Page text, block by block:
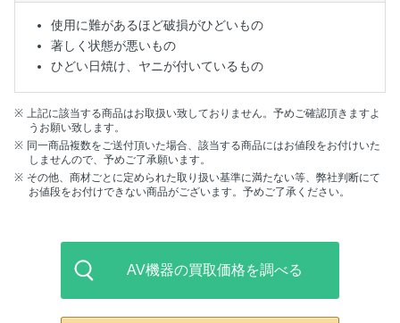
使用に難があるほど破損がひどいもの
著しく状態が悪いもの
ひどい日焼け、ヤニが付いているもの
上記に該当する商品はお取扱い致しておりません。予めご確認頂きますよ
うお願い致します。
同一商品複数をご送付頂いた場合、該当する商品にはお値段をお付けいた
しませんので、予めご了承願います。
その他、商材ごとに定められた取り扱い基準に満たない等、弊社判断にて
お値段をお付けできない商品がございます。予めご了承ください。
AV機器の買取価格を調べる